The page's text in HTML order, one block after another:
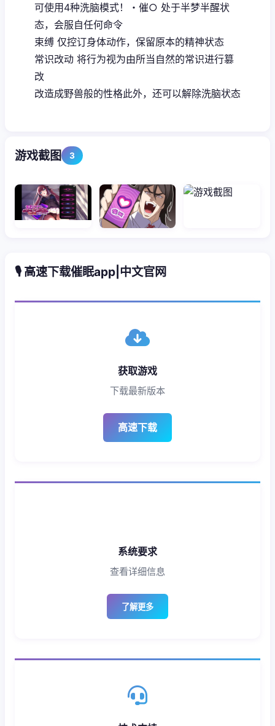
可使用4种洗脑模式！・催○ 处于半梦半醒状
态，会服自任何命令
束缚 仅控订身体动作，保留原本的精神状态
常识改动 将行为视为由所当自然的常识进行篡
改
改造成野兽般的性格此外，还可以解除洗脑状态
游戏截图 3
🎙️ 高速下载催眠app|中文官网
获取游戏
下载最新版本
高速下载
系统要求
查看详细信息
了解更多